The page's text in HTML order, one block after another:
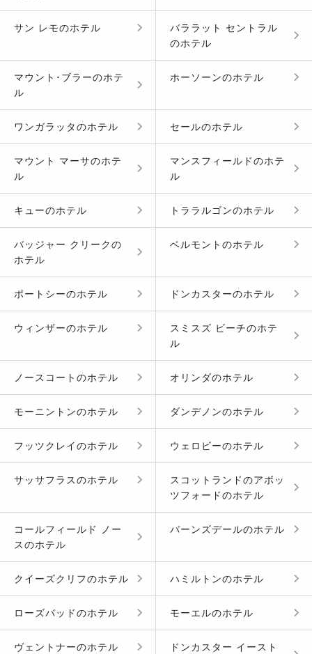
サン レモのホテル
バララット セントラル
のホテル
マウント･ブラーのホテ
ル
ホーソーンのホテル
ワンガラッタのホテル セールのホテル
マウント マーサのホテ
ル
マンスフィールドのホテ
ル
キューのホテル トララルゴンのホテル
バッジャー クリークの
ホテル
ベルモント のホテル
ポートシーのホテル ドンカスターのホテル
ウィンザーのホテル スミスズ ビーチのホテ
ル
ノースコート のホテル オリンダのホテル
モーニントンのホテル ダンデノンのホテル
フッツクレイのホテル ウェロビーのホテル
サッサフラスのホテル
スコットランドのアボッ
ツフォードのホテル
コールフィールド ノー
スのホテル
バーンズデールのホテル
クイーズクリフのホテル ハミルトンのホテル
ローズバッドのホテル モーエルのホテル
ヴェントナーのホテル
ドンカスター イースト